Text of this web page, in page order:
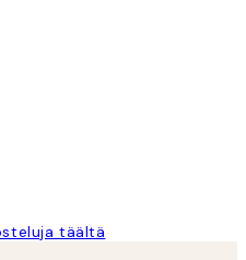
täältä